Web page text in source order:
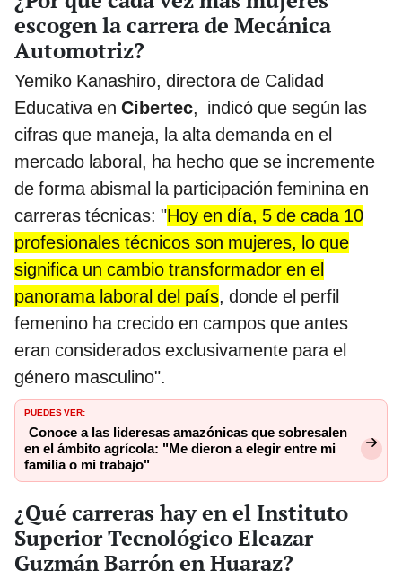
escogen la carrera de Mecánica
Automotriz?
Yemiko Kanashiro, directora de Calidad
Educativa en Cibertec, indicó que según las
cifras que maneja, la alta demanda en el
mercado laboral, ha hecho que se incremente
de forma abismal la participación feminina en
carreras técnicas: "Hoy en día, 5 de cada 10
profesionales técnicos son mujeres, lo que
significa un cambio transformador en el
panorama laboral del país, donde el perfil
femenino ha crecido en campos que antes
eran considerados exclusivamente para el
género masculino".
PUEDES VER:
Conoce a las lideresas amazónicas que sobresalen
en el ámbito agrícola: "Me dieron a elegir entre mi
familia o mi trabajo"
¿Qué carreras hay en el Instituto
Superior Tecnológico Eleazar
Guzmán Barrón en Huaraz?